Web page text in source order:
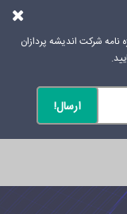
شرکت اندیشه پردازان